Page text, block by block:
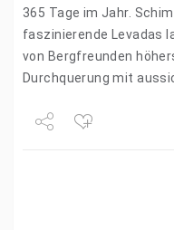
365 Tage im Jahr.
faszinierende Levadas
von Bergfreunden
Durchquerung mit
Tunnel und vorbei an